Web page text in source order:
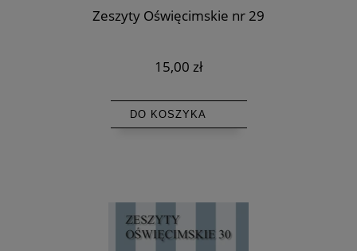
Zeszyty Oświęcimskie nr 29
15,00 zł
DO KOSZYKA